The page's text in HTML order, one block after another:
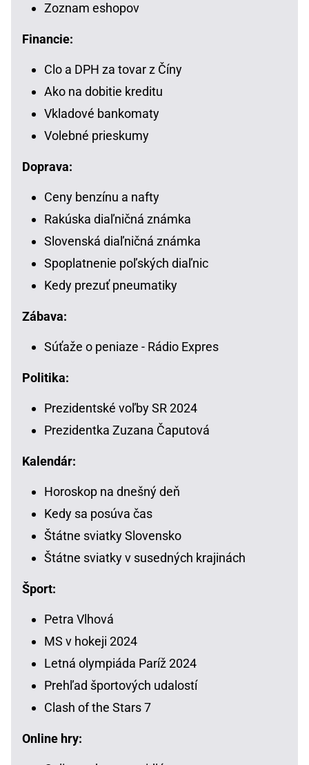
Zoznam eshopov
Financie:
Clo a DPH za tovar z Číny
Ako na dobitie kreditu
Vkladové bankomaty
Volebné prieskumy
Doprava:
Ceny benzínu a nafty
Rakúska diaľničná známka
Slovenská diaľničná známka
Spoplatnenie poľských diaľnic
Kedy prezuť pneumatiky
Zábava:
Súťaže o peniaze - Rádio Expres
Politika:
Prezidentské voľby SR 2024
Prezidentka Zuzana Čaputová
Kalendár:
Horoskop na dnešný deň
Kedy sa posúva čas
Štátne sviatky Slovensko
Štátne sviatky v susedných krajinách
Šport:
Petra Vlhová
MS v hokeji 2024
Letná olympiáda Paríž 2024
Prehľad športových udalostí
Clash of the Stars 7
Online hry: